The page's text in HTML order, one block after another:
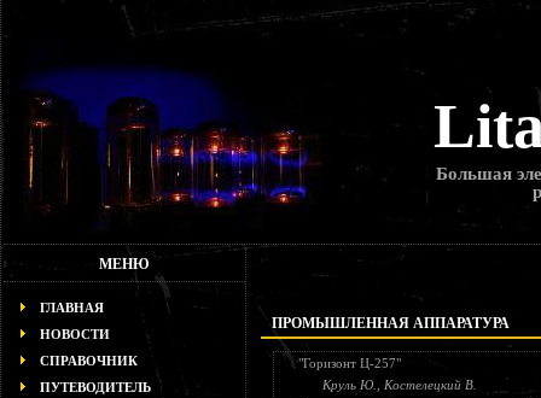
Большая
МЕНЮ
ГЛАВНАЯ
НОВОСТИ
СПРАВОЧНИК
ПУТЕВОДИТЕЛЬ
ПРОМЫШЛЕННАЯ АППАРАТУРА
"Горизонт Ц-257"
Круль Ю., Костелецкий В.